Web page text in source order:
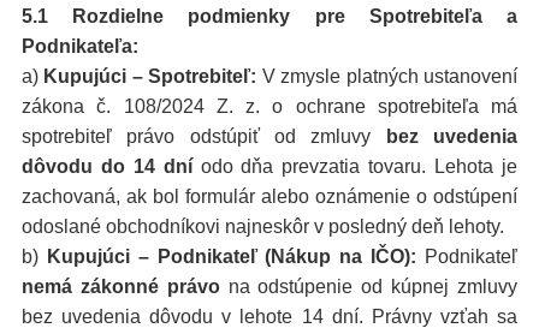
5.1 Rozdielne podmienky pre Spotrebiteľa a
Podnikateľa:
a) Kupujúci – Spotrebiteľ: V zmysle platných ustanovení
zákona č. 108/2024 Z. z. o ochrane spotrebiteľa má
spotrebiteľ právo odstúpiť od zmluvy
bez uvedenia
dôvodu do 14 dníodo dňa prevzatia tovaru. Lehota je
zachovaná, ak bol formulár alebo oznámenie o odstúpení
odoslané obchodníkovi najneskôr v posledný deň lehoty.
b) Kupujúci – Podnikateľ (Nákup na IČO): Podnikateľ
nemá zákonné právona odstúpenie od kúpnej zmluvy
bez uvedenia dôvodu v lehote 14 dní. Právny vzťah sa